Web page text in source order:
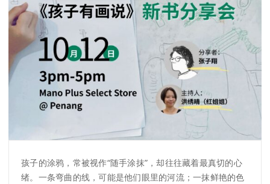
孩子的涂鸦，常被视作“随手涂抹”，却往往藏着最真切的心
绪。一条弯曲的线，可能是他们眼里的河流；一抹鲜艳的色